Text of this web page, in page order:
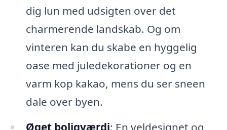
dig lun med udsigten over det
charmerende landskab. Og om
vinteren kan du skabe en hyggelig
oase med juledekorationer og en
varm kop kakao, mens du ser sneen
dale over byen.
Øget boligværdi: En veldesignet og